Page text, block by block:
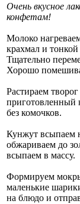
Очень вкусное
конфетам!
Молоко
крахмал и
Тщательно
Хорошо
Растираем
приготовленный
без комочков.
Кунжут всыпаем
обжариваем до
всыпаем в массу.
Формируем
маленькие
на блюдо и